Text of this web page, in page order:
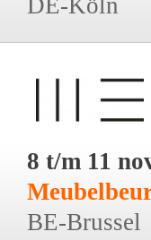
8 t/m 11
BE-Brussel